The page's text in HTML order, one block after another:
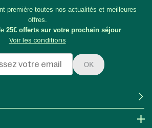
première toutes nos actualités et meilleures
offres.
25€ offerts sur votre prochain séjour
Voir les conditions
OK